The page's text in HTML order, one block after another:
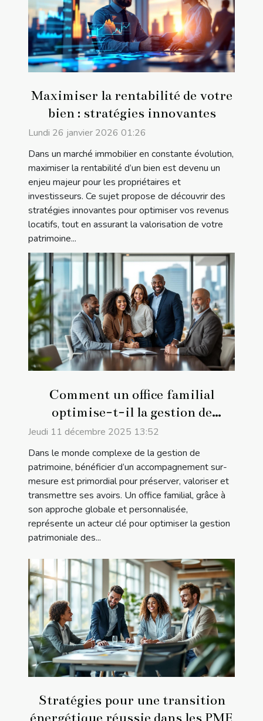
Maximiser la rentabilité de votre
bien : stratégies innovantes
Lundi 26 janvier 2026 01:26
Dans un marché immobilier en constante évolution,
maximiser la rentabilité d’un bien est devenu un
enjeu majeur pour les propriétaires et
investisseurs. Ce sujet propose de découvrir des
stratégies innovantes pour optimiser vos revenus
locatifs, tout en assurant la valorisation de votre
patrimoine...
Comment un office familial
optimise-t-il la gestion de
patrimoine ?
Jeudi 11 décembre 2025 13:52
Dans le monde complexe de la gestion de
patrimoine, bénéficier d’un accompagnement sur-
mesure est primordial pour préserver, valoriser et
transmettre ses avoirs. Un office familial, grâce à
son approche globale et personnalisée,
représente un acteur clé pour optimiser la gestion
patrimoniale des...
Stratégies pour une transition